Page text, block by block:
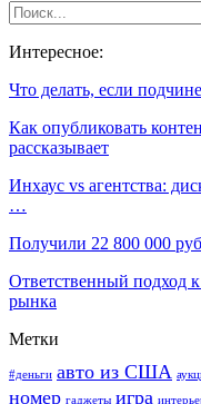
Интересное:
Что делать, если
Как опубликовать
рассказывает
Инхаус vs агентства:
…
Получили 22 800 000
Ответственный подход
рынка
Метки
#деньги авто из США
номер гаджеты игра